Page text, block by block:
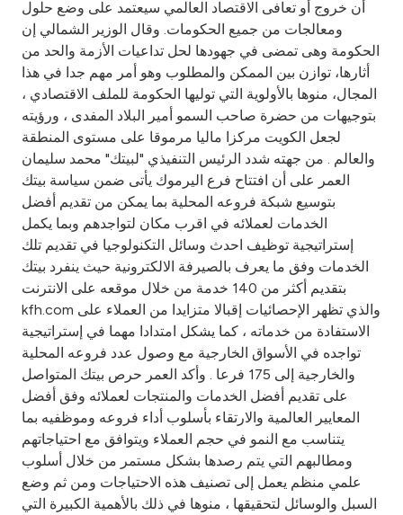
أن خروج أو تعافى الاقتصاد العالمي سيعتمد على وضع حلول
ومعالجات من جميع الحكومات. وقال الوزير الشمالي إن
الحكومة وهى تمضى في جهودها لحل تداعيات الأزمة والحد من
أثارها، توازن بين الممكن والمطلوب وهو أمر مهم جدا في هذا
المجال، منوها بالأولوية التي توليها الحكومة للملف الاقتصادي ،
بتوجيهات من حضرة صاحب السمو أمير البلاد المفدى ، ورؤيته
لجعل الكويت مركزا ماليا مرموقا على مستوى المنطقة
والعالم . من جهته شدد الرئيس التنفيذي "لبيتك" محمد سليمان
العمر على أن افتتاح فرع اليرموك يأتى ضمن سياسة بيتك
بتوسيع شبكة فروعه المحلية بما يمكن من تقديم أفضل
الخدمات لعملائه في اقرب مكان لتواجدهم وبما يكمل
إستراتيجية توظيف احدث وسائل التكنولوجيا في تقديم تلك
الخدمات وفق ما يعرف بالصيرفة الالكترونية حيث ينفرد بيتك
بتقديم أكثر من 140 خدمة من خلال موقعه على الانترنت
kfh.com والذي تظهر الإحصائيات إقبالا متزايدا من العملاء على
الاستفادة من خدماته ، كما يشكل امتدادا مهما في إستراتيجية
تواجده في الأسواق الخارجية مع وصول عدد فروعه المحلية
والخارجية إلى 175 فرعا . وأكد العمر حرص بيتك المتواصل
على تقديم أفضل الخدمات والمنتجات لعملائه وفق أفضل
المعايير العالمية والارتقاء بأسلوب أداء فروعه وموظفيه بما
يتناسب مع النمو في حجم العملاء ويتوافق مع احتياجاتهم
ومطالبهم التي يتم رصدها بشكل مستمر من خلال أسلوب
علمي منظم يعمل إلى تصنيف هذه الاحتياجات ومن ثم وضع
السبل والوسائل لتحقيقها ، منوها في ذلك بالأهمية الكبيرة التي